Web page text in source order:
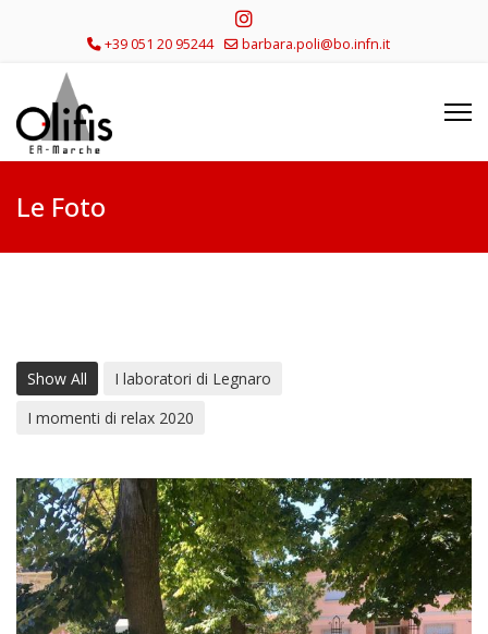
+39 051 20 95244 barbara.poli@bo.infn.it
Le Foto
Show All
I laboratori di Legnaro
I momenti di relax 2020